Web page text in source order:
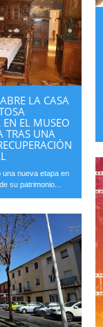
LA CASA
EN EL MUSEO
TRAS UNA
una nueva etapa en
su patrimonio...